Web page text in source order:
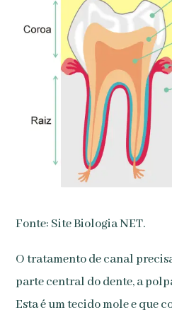
Fonte: Site Biologia NET.
O tratamento de canal
parte central do dente, a
Esta é um tecido mole e que